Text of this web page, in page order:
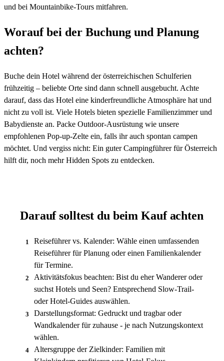
und bei Mountainbike-Tours mitfahren.
Worauf bei der Buchung und Planung
achten?
Buche dein Hotel während der österreichischen Schulferien
frühzeitig – beliebte Orte sind dann schnell ausgebucht. Achte
darauf, dass das Hotel eine kinderfreundliche Atmosphäre hat und
nicht zu voll ist. Viele Hotels bieten spezielle Familienzimmer und
Babydienste an. Packe Outdoor-Ausrüstung wie unsere
empfohlenen Pop-up-Zelte ein, falls ihr auch spontan campen
möchtet. Und vergiss nicht: Ein guter Campingführer für Österreich
hilft dir, noch mehr Hidden Spots zu entdecken.
Darauf solltest du beim Kauf achten
1
Reiseführer vs. Kalender: Wähle einen umfassenden
Reiseführer für Planung oder einen Familienkalender
für Termine.
2
Aktivitätsfokus beachten: Bist du eher Wanderer oder
suchst Hotels und Seen? Entsprechend Slow-Trail-
oder Hotel-Guides auswählen.
3
Darstellungsformat: Gedruckt und tragbar oder
Wandkalender für zuhause - je nach Nutzungskontext
wählen.
4
Altersgruppe der Zielkinder: Familien mit